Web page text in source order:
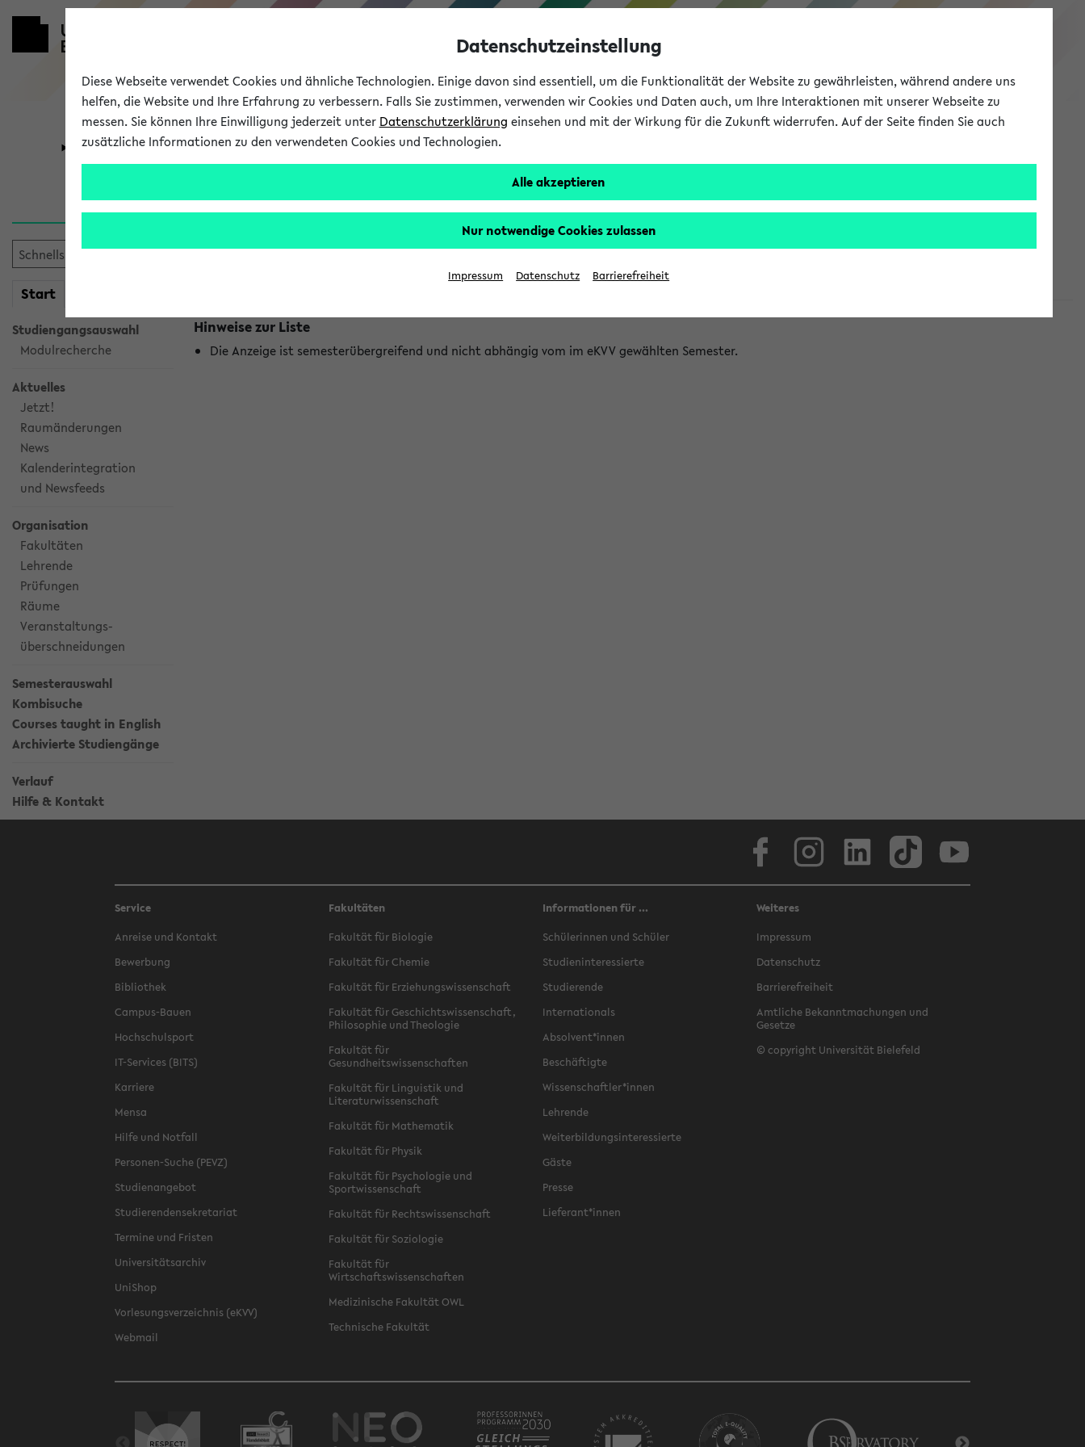
eKVV
Universität Forschung Studium
Start
Studiengangsauswahl
Modulrecherche
Aktuelles
Jetzt!
Raumänderungen
News
Kalenderintegration
und Newsfeeds
Organisation
Fakultäten
Lehrende
Prüfungen
Räume
Veranstaltungs-
überschneidungen
Semesterauswahl
Kombisuche
Courses taught in English
Archivierte Studiengänge
Verlauf
Hilfe & Kontakt
Jetzt und in Kürze stattfindende Veranstaltungen
Hinweise zur Liste
Die Anzeige ist semesterübergreifend und nicht abhängig vom im eKVV gewählten Semester.
Service
Anreise und Kontakt
Bewerbung
Bibliothek
Campus-Bauen
Hochschulsport
IT-Services (BITS)
Karriere
Mensa
Hilfe und Notfall
Personen-Suche (PEVZ)
Studienangebot
Studierendensekretariat
Termine und Fristen
Universitätsarchiv
UniShop
Vorlesungsverzeichnis (eKVV)
Webmail
Fakultäten
Fakultät für Biologie
Fakultät für Chemie
Fakultät für Erziehungswissenschaft
Fakultät für Geschichtswissenschaft,
Philosophie und Theologie
Fakultät für
Gesundheitswissenschaften
Fakultät für Linguistik und
Literaturwissenschaft
Fakultät für Mathematik
Fakultät für Physik
Fakultät für Psychologie und
Sportwissenschaft
Fakultät für Rechtswissenschaft
Fakultät für Soziologie
Fakultät für
Wirtschaftswissenschaften
Medizinische Fakultät OWL
Technische Fakultät
Informationen für ...
Schülerinnen und Schüler
Studieninteressierte
Studierende
Internationals
Absolvent*innen
Beschäftigte
Wissenschaftler*innen
Lehrende
Weiterbildungsinteressierte
Gäste
Presse
Lieferant*innen
Weiteres
Impressum
Datenschutz
Barrierefreiheit
Amtliche Bekanntmachungen und
Gesetze
© copyright Universität Bielefeld
Datenschutzeinstellung
Diese Webseite verwendet Cookies und ähnliche Technologien. Einige davon sind essentiell, um die Funktionalität der Website zu gewährleisten, während andere uns
helfen, die Website und Ihre Erfahrung zu verbessern. Falls Sie zustimmen, verwenden wir Cookies und Daten auch, um Ihre Interaktionen mit unserer Webseite zu
messen. Sie können Ihre Einwilligung jederzeit unter Datenschutzerklärung einsehen und mit der Wirkung für die Zukunft widerrufen. Auf der Seite finden Sie auch
zusätzliche Informationen zu den verwendeten Cookies und Technologien.
Alle akzeptieren
Nur notwendige Cookies zulassen
Impressum Datenschutz Barrierefreiheit